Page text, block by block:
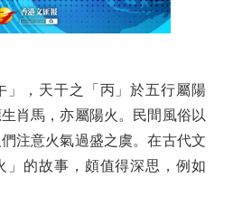
，天干之「丙」於五行屬陽
肖馬，亦屬陽火。民間風俗以
注意火氣過盛之虞。在古代文
」的故事，頗值得深思，例如